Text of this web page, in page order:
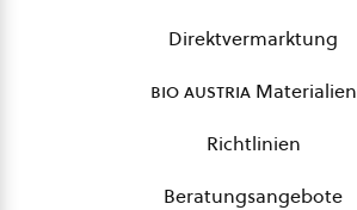
Direktvermarktung
bio austriaMaterialien
Richtlinien
Beratungsangebote